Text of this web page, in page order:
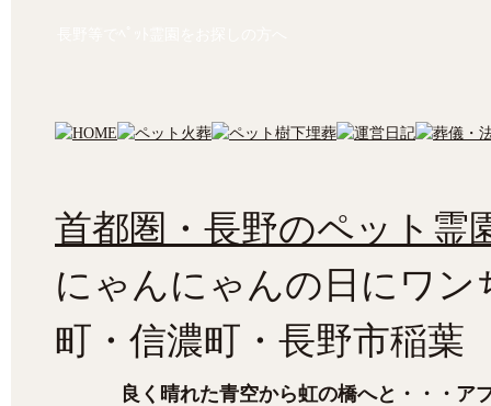
首都圏・長野のペット霊
にゃんにゃんの日にワン
町・信濃町・長野市稲葉
良く晴れた青空から虹の橋へと・・・ア